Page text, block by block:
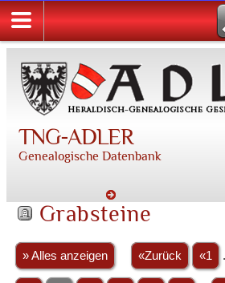
TNG-ADLER
Genealogische Datenbank
Grabsteine
» Alles anzeigen «Zurück «1